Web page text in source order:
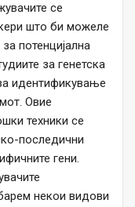
се
што би можеле
потенцијална
за генетска
идентификување
Овие
техники се
последични
гени.
некои видови